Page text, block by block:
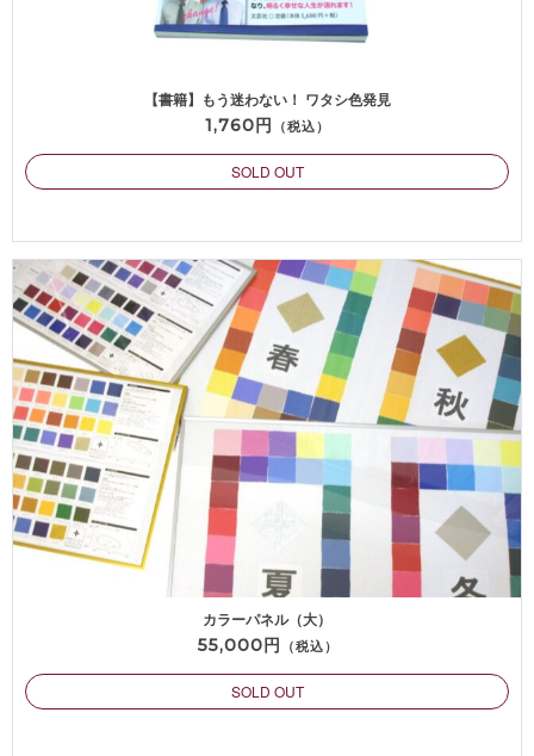
【書籍】もう迷わない！ ワタシ色発見
1,760円
（税込）
SOLD OUT
カラーパネル（大）
55,000円
（税込）
SOLD OUT